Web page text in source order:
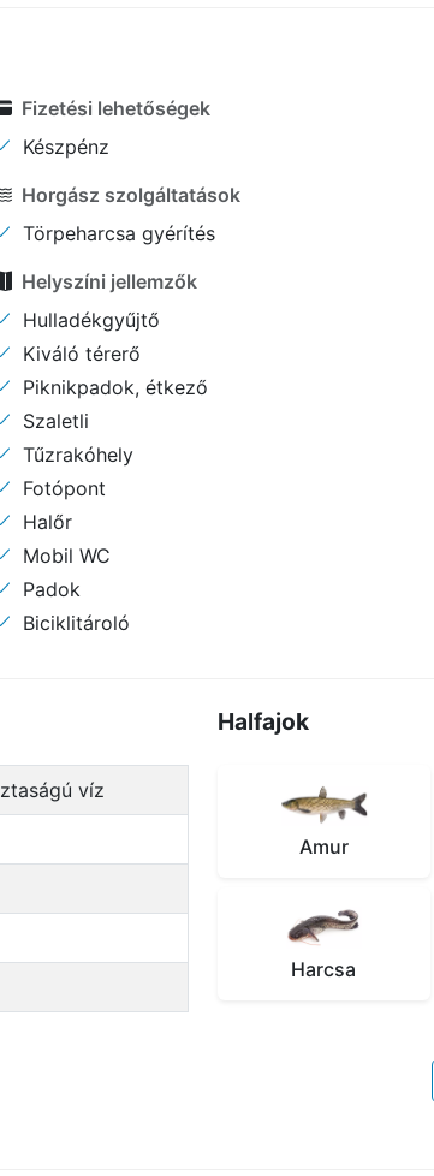
Fizetési lehetőségek
Készpénz
Horgász szolgáltatások
Törpeharcsa gyérítés
Helyszíni jellemzők
Hulladékgyűjtő
Kiváló térerő
Piknikpadok, étkező
Szaletli
Tűzrakóhely
Fotópont
Halőr
Mobil WC
Padok
Biciklitároló
víz
Halfajok
Amur
Harcsa